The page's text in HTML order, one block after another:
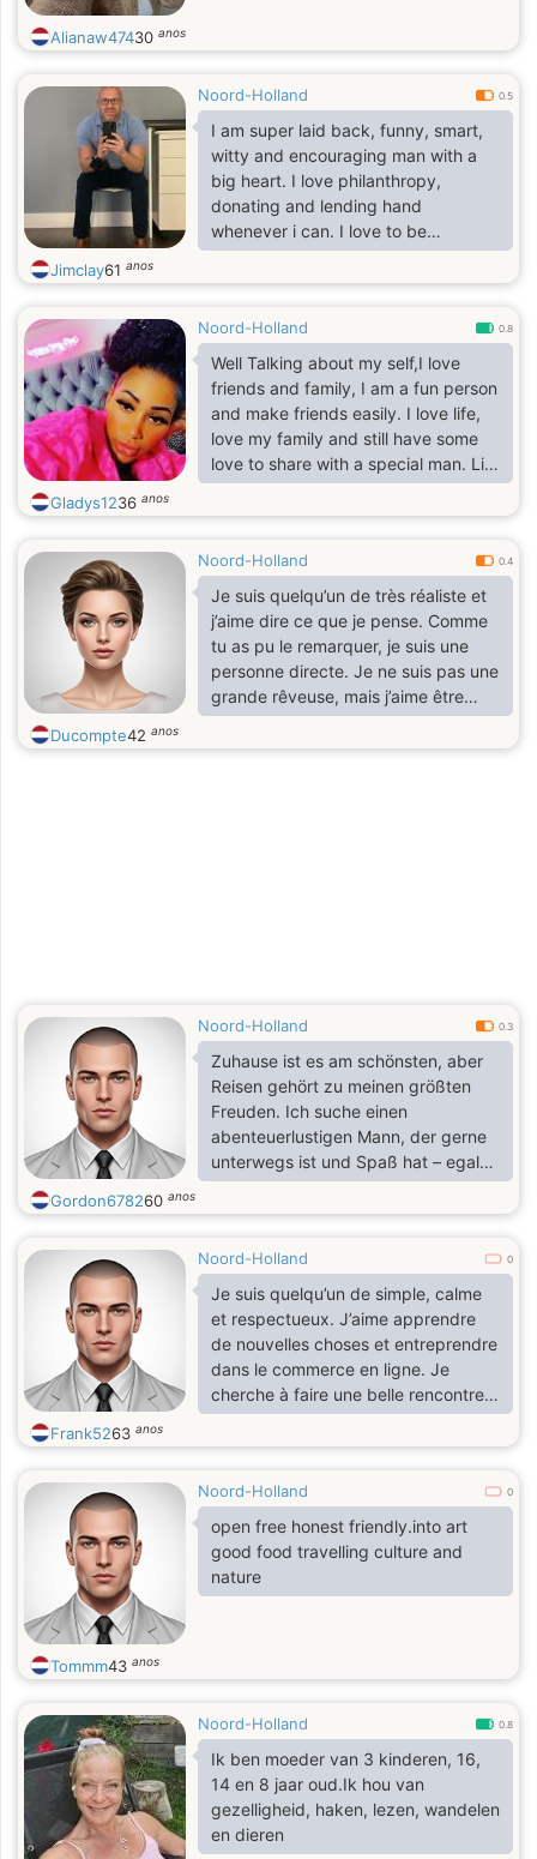
Alianaw47430 anos
Noord-Holland 0.5
I am super laid back, funny, smart,
witty and encouraging man with a
big heart. I love philanthropy,
donating and lending hand
whenever i can. I love to be
spontaneous but can also be a
planner. I'm divorced and looking to
calm and peaceful lifestyle, and
when I'm not outside, I love to read
and try new recipes. My main goal is
to find a partner who shares similar
values and can appreciate the joys
of a simple, loving life. I am ready to
re-enter life.
Jimclay61 anos
Noord-Holland 0.8
Well Talking about my self,I love
friends and family, I am a fun person
and make friends easily. I love life,
love my family and still have some
love to share with a special man. Life
can be lonely without someone
Gladys1236 anos
Noord-Holland 0.4
Je suis quelqu’un de très réaliste et
j’aime dire ce que je pense. Comme
tu as pu le remarquer, je suis une
personne directe. Je ne suis pas une
grande rêveuse, mais j’aime être
consciente de ma situation et
m’exprimer avec sincérité pour être
Ducompte42 anos
Noord-Holland 0.3
Zuhause ist es am schönsten, aber
Reisen gehört zu meinen größten
Freuden. Ich suche einen
abenteuerlustigen Mann, der gerne
unterwegs ist und Spaß hat – egal
was. Ich bin immer daran
interessiert, Neues zu entdecken.
gerne spontan seine Sachen packt
und loszieht, aber auch mal
entspannen und einen Film schauen
kann. Ich fühle mich zu gepflegten,
gut riechenden und
selbstbewussten Männern
hingezogen, aber nicht zu
Gordon678260 anos
Noord-Holland 0
Je suis quelqu’un de simple, calme
et respectueux. J’aime apprendre
de nouvelles choses et entreprendre
dans le commerce en ligne. Je
cherche à faire une belle rencontre
avec une personne sérieuse, gentille
et ouverte d’esprit. J’apprécie les
personnes qui ont des projets dans
la vie.
Frank5263 anos
Noord-Holland 0
open free honest friendly.into art
good food travelling culture and
nature
Tommm43 anos
Noord-Holland 0.8
Ik ben moeder van 3 kinderen, 16,
14 en 8 jaar oud.Ik hou van
gezelligheid, haken, lezen, wandelen
en dieren